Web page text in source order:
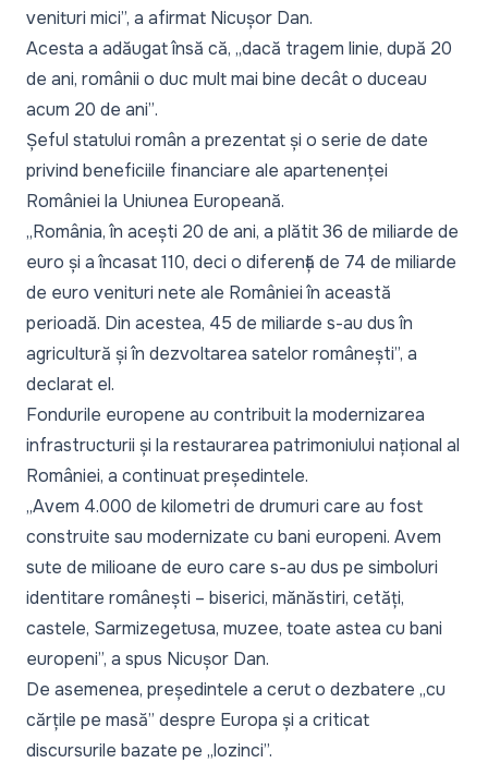
venituri mici”, a afirmat Nicușor Dan.
Acesta a adăugat însă că, „dacă tragem linie, după 20
de ani, românii o duc mult mai bine decât o duceau
acum 20 de ani”.
Șeful statului român a prezentat și o serie de date
privind beneficiile financiare ale apartenenței
României la Uniunea Europeană.
„România, în acești 20 de ani, a plătit 36 de miliarde de
euro și a încasat 110, deci o diferență de 74 de miliarde
de euro venituri nete ale României în această
perioadă. Din acestea, 45 de miliarde s-au dus în
agricultură și în dezvoltarea satelor românești”, a
declarat el.
Fondurile europene au contribuit la modernizarea
infrastructurii și la restaurarea patrimoniului național al
României, a continuat președintele.
„Avem 4.000 de kilometri de drumuri care au fost
construite sau modernizate cu bani europeni. Avem
sute de milioane de euro care s-au dus pe simboluri
identitare românești – biserici, mănăstiri, cetăți,
castele, Sarmizegetusa, muzee, toate astea cu bani
europeni”, a spus Nicușor Dan.
De asemenea, președintele a cerut o dezbatere „cu
cărțile pe masă” despre Europa și a criticat
discursurile bazate pe „lozinci”.